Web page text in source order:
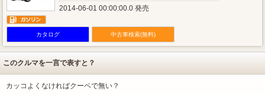
2014-06-01 00:00:00.0 発売
カタログ 中古車検索(無料)
このクルマを一言で表すと？
カッコよくなければクーペで無い？